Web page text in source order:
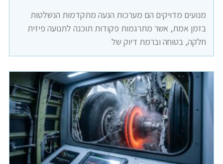
מנועים מדויקים הם מערכות הנעה מתקדמות הנשלטות
בזמן אמת, אשר מתרגמות פקודות תוכנה לתנועה פיזית
חלקה, בטוחה וברמת דיוק של